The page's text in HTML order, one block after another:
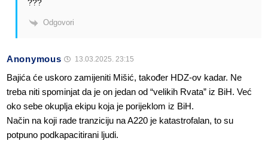
???
Odgovori
Anonymous 13.03.2025. 23:15
Bajića će uskoro zamijeniti Mišić, također HDZ-ov kadar. Ne
treba niti spominjat da je on jedan od “velikih Rvata” iz BiH. Već
oko sebe okuplja ekipu koja je porijeklom iz BiH.
Način na koji rade tranziciju na A220 je katastrofalan, to su
potpuno podkapacitirani ljudi.